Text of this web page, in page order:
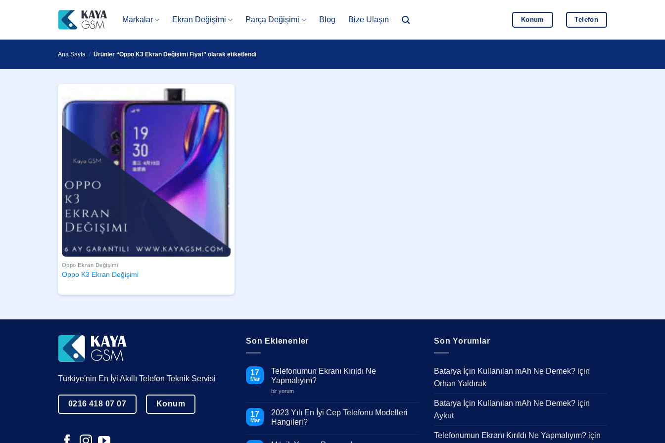
Markalar Ekran Değişimi Parça Değişimi Blog Bize Ulaşın Konum Telefon
Ana Sayfa / Ürünler “Oppo K3 Ekran Değişimi Fiyat” olarak etiketlendi
Oppo Ekran Değişimi
Oppo K3 Ekran Değişimi
Türkiye'nin En İyi Akıllı Telefon Teknik Servisi
0216 418 07 07 Konum
Son Eklenenler
17
Mar
Telefonumun Ekranı Kırıldı Ne
Yapmalıyım?
Telefonumun
Ne
Yapmalıyım?
için
bir yorum
17
Mar
2023 Yılı En İyi Cep Telefonu Modelleri
Hangileri?
Son Yorumlar
Batarya İçin Kullanılan mAh Ne Demek? için
Orhan Yaldırak
Batarya İçin Kullanılan mAh Ne Demek? için
Aykut
Telefonumun Ekranı Kırıldı Ne Yapmalıyım? için